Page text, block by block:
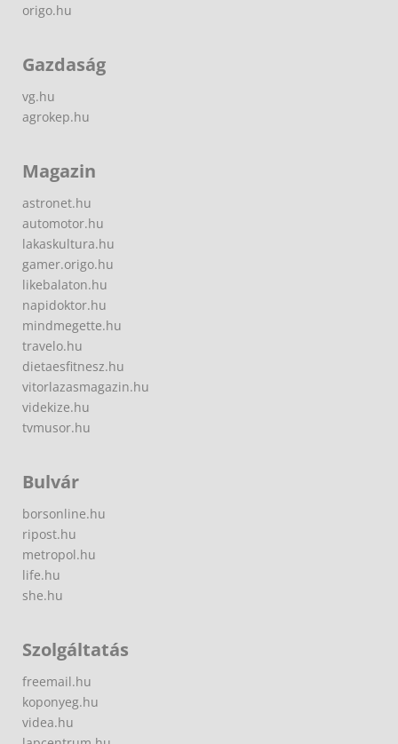
origo.hu
Gazdaság
vg.hu
agrokep.hu
Magazin
astronet.hu
automotor.hu
lakaskultura.hu
gamer.origo.hu
likebalaton.hu
napidoktor.hu
mindmegette.hu
travelo.hu
dietaesfitnesz.hu
vitorlazasmagazin.hu
videkize.hu
tvmusor.hu
Bulvár
borsonline.hu
ripost.hu
metropol.hu
life.hu
she.hu
Szolgáltatás
freemail.hu
koponyeg.hu
videa.hu